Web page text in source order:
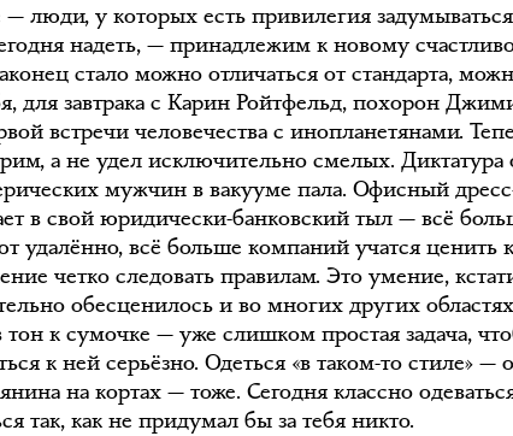
люди, у которых есть привилегия
надеть, — принадлежим к новому
стало можно отличаться от стандарта,
для завтрака с Карин Ройтфельд, похорон
встречи человечества с инопланетянами.
а не удел исключительно смелых. Диктатура
мужчин в вакууме пала. Офисный
в свой юридически-банковский тыл — всё
удалённо, всё больше компаний учатся ценить
четко следовать правилам. Это умение,
обесценилось и во многих других
тон к сумочке — уже слишком простая задача,
к ней серьёзно. Одеться «в таком-то стиле» —
на кортах — тоже. Сегодня классно
так, как не придумал бы за тебя никто.